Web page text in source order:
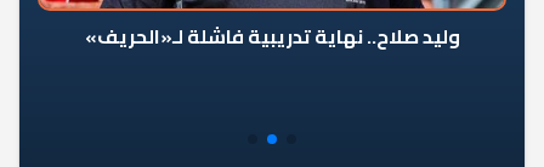
وليد صلاح.. نهاية تدريبية فاشلة لـ«الحريف»